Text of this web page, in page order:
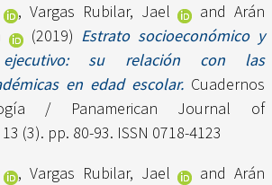
,Vargas Rubilar, Jael andArán
(2019) Estrato socioeconómico y
ejecutivo: su relación con las
en edad escolar. Cuadernos
/ Panamerican Journal of
(3). pp. 80-93. ISSN 0718-4123
,Vargas Rubilar, Jael andArán